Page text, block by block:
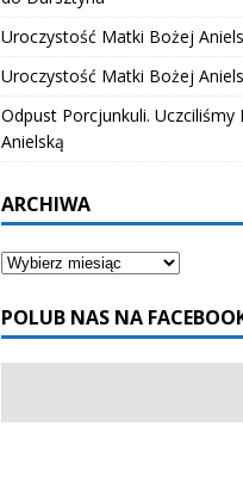
Uroczystość Matki Bożej
Uroczystość Matki Bożej
Odpust Porcjunkuli. Uczciliśmy
Anielską
ARCHIWA
POLUB NAS NA